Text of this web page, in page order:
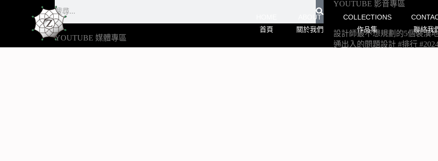
要
首頁
ABOUT
關於我們
COLLECTIONS
作品集
聯絡我
搜
尋
YOUTUBE 媒體專區
YOUTUBE 影音專區
設計師最不想規劃的5個裝潢
通出入的問題設計 #排行